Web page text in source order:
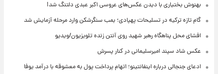
بهنوش بختیاری با دیدن عکس‌های عروسی اکبر عبدی دلتنگ شد!
گام تازه ترکیه در تسلیحات پهپادی؛ بمب سنگرشکن وارد مرحله آزمایش شد
افشای محل پناهگاه‌ رهبر شهید روی آنتن زنده تلویزیون/ویدیو
عکس شاد سپند امیرسلیمانی در کنار پسرش
ادعای جنجالی درباره اینفانتینو؛ اتهام پرداخت پول به معشوقه با درآمد یوفا